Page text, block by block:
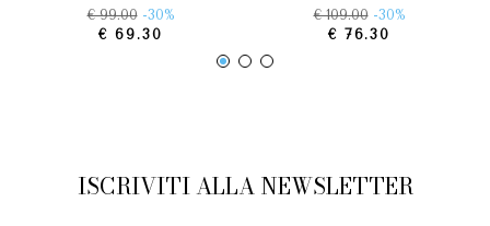
€ 99.00 -30%
€ 69.30
€ 109.00 -30%
€ 76.30
ISCRIVITI ALLA NEWSLETTER